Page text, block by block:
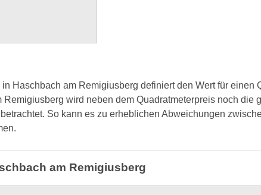
Haschbach am Remigiusberg definiert den Wert für einen
wird neben dem Quadratmeterpreis noch die
So kann es zu erheblichen Abweichungen
am Remigiusberg